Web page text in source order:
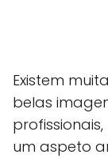
Existem
belas
um aspeto